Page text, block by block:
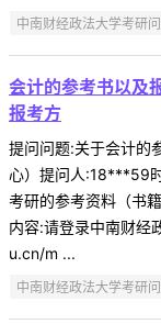
中南财经政法大学考研
会计的参考书以及
报考方
提问问题:关于会计的
心）提问人:18***59
考研的参考资料（书
内容:请登录中南财
u.cn/m ...
中南财经政法大学考研